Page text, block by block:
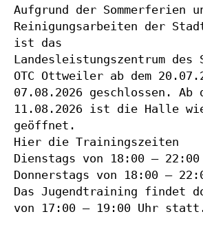
Aufgrund der Sommerferien
Reinigungsarbeiten der
ist das
Landesleistungszentrum des
OTC Ottweiler ab dem
07.08.2026 geschlossen. Ab
11.08.2026 ist die Halle
geöffnet.
Hier die Trainingszeiten
Dienstags von 18:00 – 22:00
Donnerstags von 18:00 –
Das Jugendtraining findet
von 17:00 – 19:00 Uhr